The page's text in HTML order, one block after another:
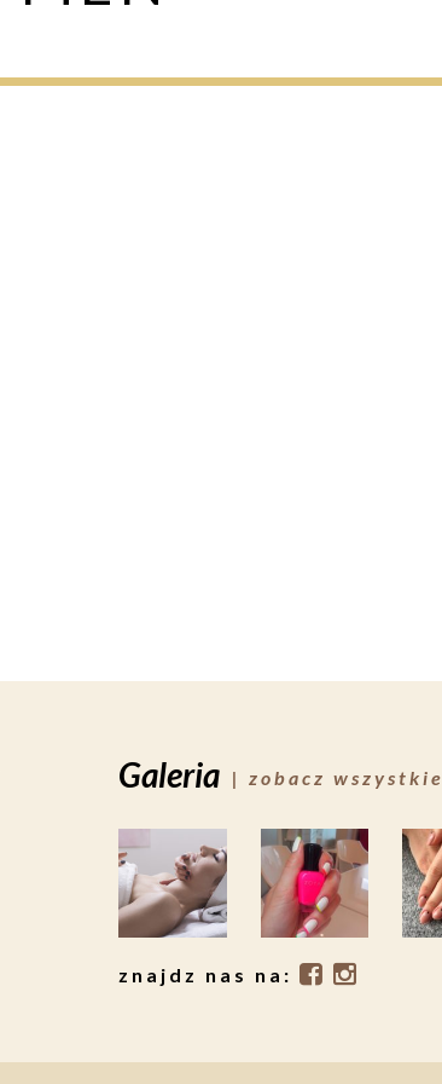
Galeria | zobacz wszystkie
znajdz nas na: